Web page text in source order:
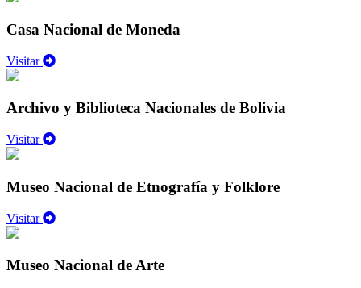
Casa Nacional de Moneda
Visitar
Archivo y Biblioteca Nacionales de Bolivia
Visitar
Museo Nacional de Etnografía y Folklore
Visitar
Museo Nacional de Arte